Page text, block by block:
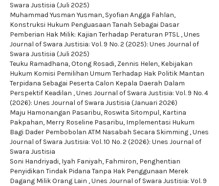
Swara Justisia (Juli 2025)
Muhammad Yusman Yusman, Syofian Angga Fahlan,
Konstruksi Hukum Penguasaan Tanah Sebagai Dasar
Pemberian Hak Milik: Kajian Terhadap Peraturan PTSL ,Unes
Journal of Swara Justisia: Vol. 9 No. 2 (2025): Unes Journal of
Swara Justisia (Juli 2025)
Teuku Ramadhana, Otong Rosadi, Zennis Helen, Kebijakan
Hukum Komisi Pemilihan Umum Terhadap Hak Politik Mantan
Terpidana Sebagai Peserta Calon Kepala Daerah Dalam
Perspektif Keadilan ,Unes Journal of Swara Justisia: Vol. 9 No. 4
(2026): Unes Journal of Swara Justisia (Januari 2026)
Maju Hamonangan Pasaribu, Roswita Sitompul, Kartina
Pakpahan, Merry Roseline Pasaribu, Implementasi Hukum
Bagi Dader Pembobolan ATM Nasabah Secara Skimming ,Unes
Journal of Swara Justisia: Vol. 10 No. 2 (2026): Unes Journal of
Swara Justisia
Soni Handriyadi, Iyah Faniyah, Fahmiron, Penghentian
Penyidikan Tindak Pidana Tanpa Hak Penggunaan Merek
Dagang Milik Orang Lain ,Unes Journal of Swara Justisia: Vol. 9